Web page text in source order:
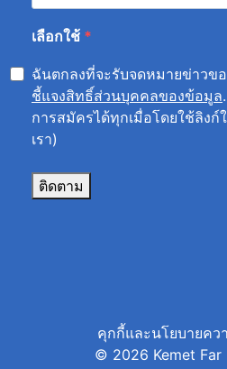
เลือกใช้
ฉันตกลงที่จะรับจดหมายข่าวข
ชี้แจงสิทธิ์ส่วนบุคคลของข้อมูล
การสมัครได้ทุกเมื่อโดยใช้ลิงก์
เรา)
ติดตาม
คุกกี้และนโยบายคว
© 2026 Kemet Far